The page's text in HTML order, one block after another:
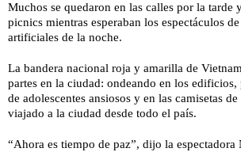
Muchos se quedaron en las calles por la tarde
picnics mientras esperaban los espectáculos
artificiales de la noche.
La bandera nacional roja y amarilla de
partes en la ciudad: ondeando en los edificios,
de adolescentes ansiosos y en las camisetas
viajado a la ciudad desde todo el país.
“Ahora es tiempo de paz”, dijo la